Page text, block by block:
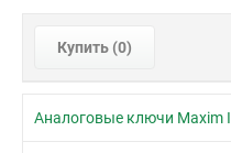
Купить (0)
Аналоговые ключи Maxim